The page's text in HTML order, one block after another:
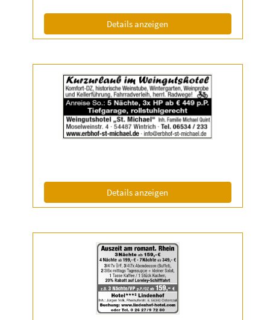
Details anzeigen
der
Anzeige
2038766
anzeigen
|
Details anzeigen
der
Anzeige
2050648
anzeigen
|
Info: